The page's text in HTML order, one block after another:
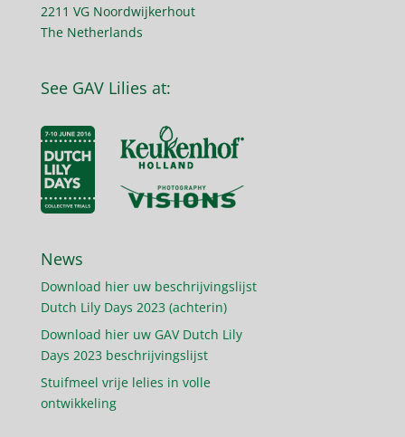
2211 VG Noordwijkerhout
The Netherlands
See GAV Lilies at:
News
Download hier uw beschrijvingslijst
Dutch Lily Days 2023 (achterin)
Download hier uw GAV Dutch Lily
Days 2023 beschrijvingslijst
Stuifmeel vrije lelies in volle
ontwikkeling